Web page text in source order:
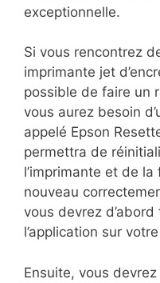
exceptionnelle.
Si vous rencontrez
imprimante jet
possible de faire un
vous aurez besoin
appelé Epson
permettra de
l’imprimante et de
nouveau
vous devrez
l’application sur
Ensuite, vous